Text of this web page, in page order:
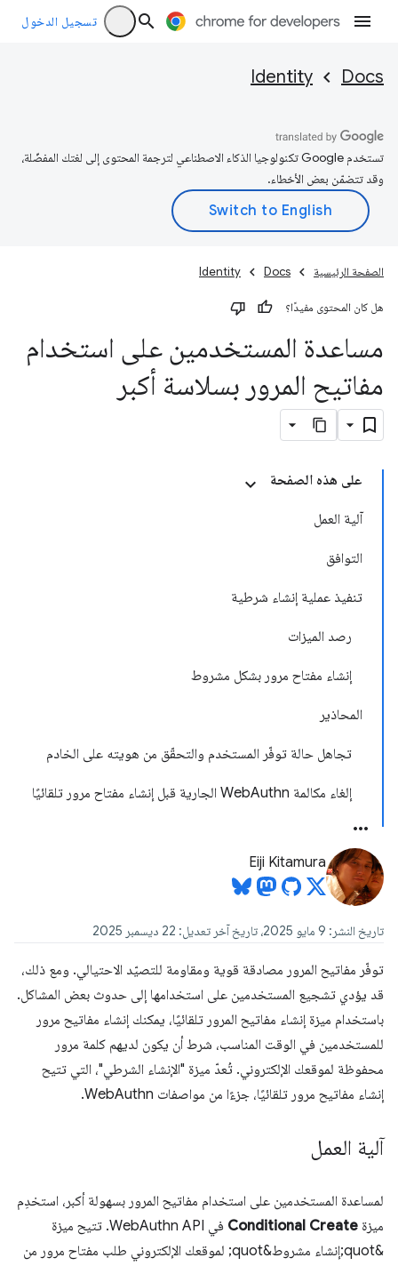
تسجيل الدخول
Docs
Identity
تستخدم Google تكنولوجيا الذكاء الاصطناعي لترجمة المحتوى إلى لغتك المفضّلة،
وقد تتضمّن بعض الأخطاء.
الصفحة الرئيسية Docs
Identity
هل كان المحتوى مفيدًا؟
مساعدة المستخدمين على استخدام
مفاتيح المرور بسلاسة أكبر
على هذه الصفحة
آلية العمل
التوافق
تنفيذ عملية إنشاء شرطية
رصد الميزات
إنشاء مفتاح مرور بشكل مشروط
المحاذير
تجاهل حالة توفّر المستخدم والتحقّق من هويته على الخادم
إلغاء مكالمة WebAuthn الجارية قبل إنشاء مفتاح مرور تلقائيًا
Eiji Kitamura
تاريخ النشر: 9 مايو 2025، تاريخ آخر تعديل: 22 ديسمبر 2025
توفّر مفاتيح المرور مصادقة قوية ومقاومة للتصيّد الاحتيالي. ومع ذلك،
قد يؤدي تشجيع المستخدمين على استخدامها إلى حدوث بعض المشاكل.
باستخدام ميزة إنشاء مفاتيح المرور تلقائيًا، يمكنك إنشاء مفاتيح مرور
للمستخدمين في الوقت المناسب، شرط أن يكون لديهم كلمة مرور
محفوظة لموقعك الإلكتروني. تُعدّ ميزة "الإنشاء الشرطي"، التي تتيح
إنشاء مفاتيح مرور تلقائيًا، جزءًا من مواصفات WebAuthn.
آلية العمل
لمساعدة المستخدمين على استخدام مفاتيح المرور بسهولة أكبر، استخدِم
ميزة Conditional Create
في WebAuthn API. تتيح ميزة
&quot;إنشاء مشروط&quot; لموقعك الإلكتروني طلب مفتاح مرور من